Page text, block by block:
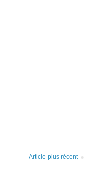
Article plus récent